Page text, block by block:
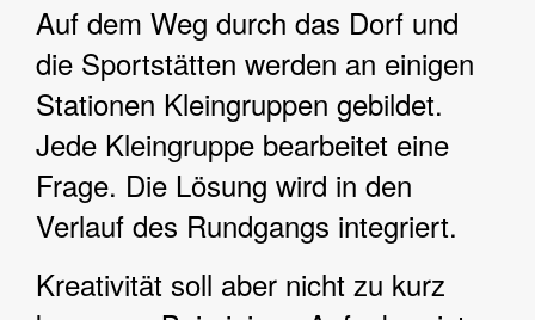
Auf dem Weg durch das Dorf und
die Sportstätten werden an einigen
Stationen Kleingruppen gebildet.
Jede Kleingruppe bearbeitet eine
Frage. Die Lösung wird in den
Verlauf des Rundgangs integriert.
Kreativität soll aber nicht zu kurz